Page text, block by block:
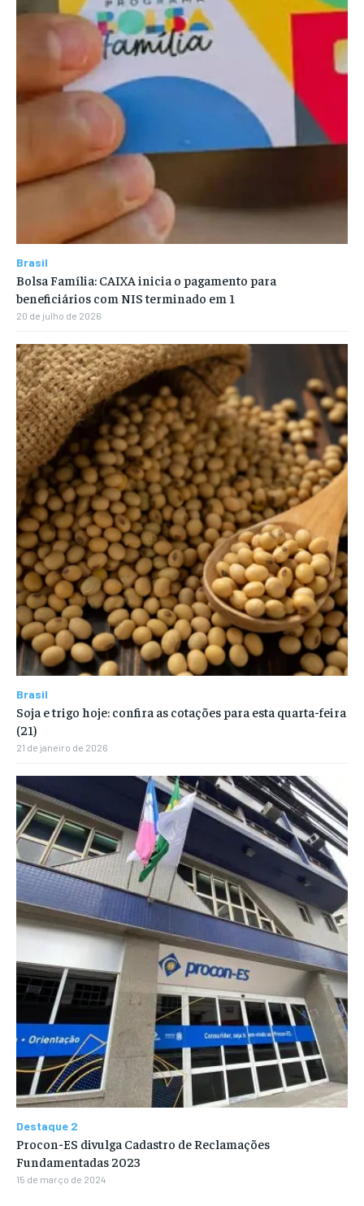
Brasil
Bolsa Família: CAIXA inicia o pagamento para
beneficiários com NIS terminado em 1
20 de julho de 2026
Brasil
Soja e trigo hoje: confira as cotações para esta quarta-feira
(21)
21 de janeiro de 2026
Destaque 2
Procon-ES divulga Cadastro de Reclamações
Fundamentadas 2023
15 de março de 2024